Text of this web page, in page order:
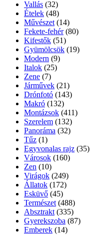
Vallás (32)
Ételek (48)
Művészet (14)
Fekete-fehér (80)
Kifestők (51)
Gyümölcsök (19)
Modern (9)
Italok (25)
Zene (7)
Járművek (21)
Drónfotó (143)
Makró (132)
Montázsok (411)
Szerelem (132)
Panoráma (32)
Tűz (1)
Egyvonalas rajz (35)
Városok (160)
Zen (10)
Virágok (249)
Állatok (172)
Esküvő (45)
Természet (488)
Absztrakt (335)
Gyerekszoba (87)
Emberek (14)